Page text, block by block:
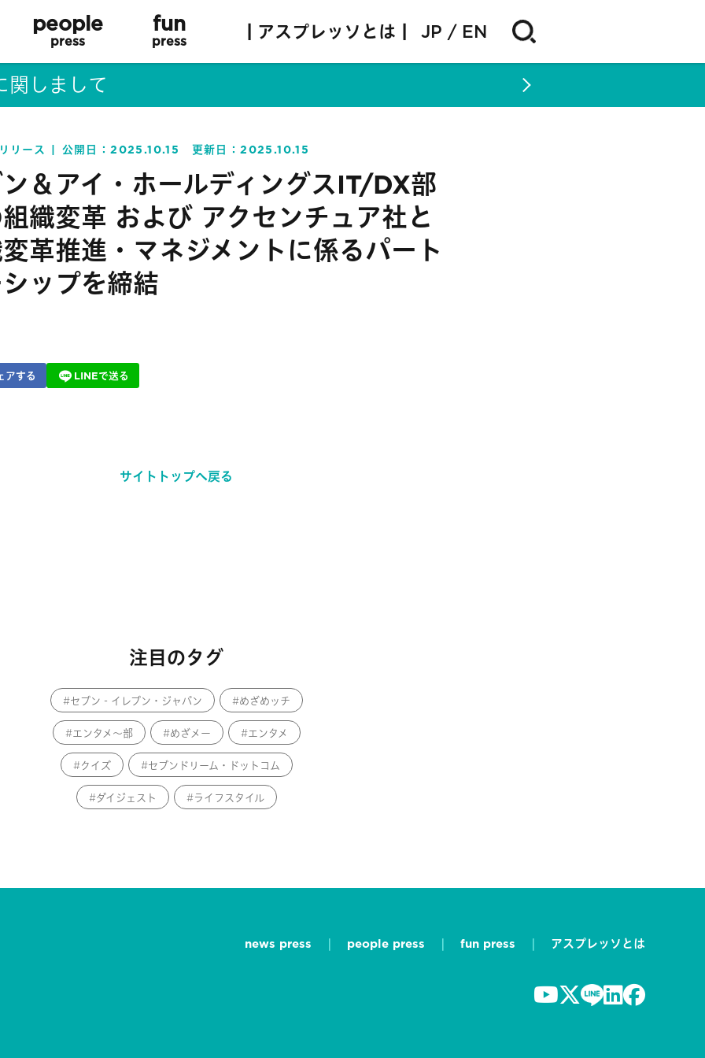
people
press
fun
press | アスプレッソとは | JP EN
関しまして
リース 公開日：2025.10.15 更新日：2025.10.15
＆アイ・ホールディングスIT/DX部
組織変革 および アクセンチュア社と
革推進・マネジメントに係るパート
ップを締結
アする LINEで送る
サイトトップへ戻る
注目のタグ
セブン‐イレブン・ジャパン めざめッチ
エンタメ～部 めざメー エンタメ
クイズ セブンドリーム・ドットコム
ダイジェスト ライフスタイル
news press people press fun press アスプレッソとは